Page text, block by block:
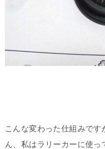
こんな変わった仕組みで
ん、私はラリーカーに使